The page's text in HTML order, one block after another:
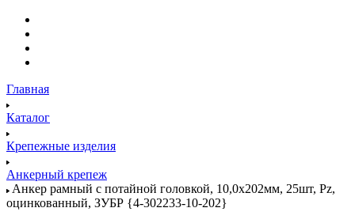
Главная
Каталог
Крепежные изделия
Анкерный крепеж
Анкер рамный с потайной головкой, 10,0х202мм, 25шт, Pz,
оцинкованный, ЗУБР {4-302233-10-202}